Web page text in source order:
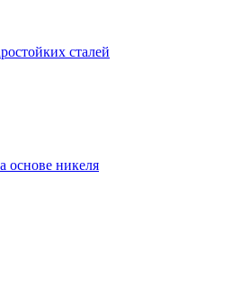
сталей
основе никеля